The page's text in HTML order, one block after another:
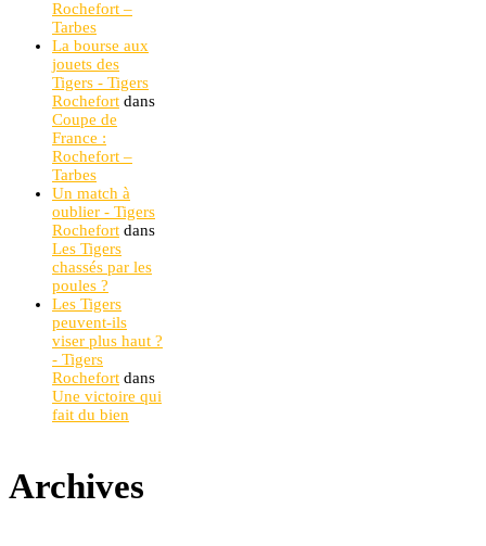
Rochefort –
Tarbes
La bourse aux
jouets des
Tigers - Tigers
Rochefort dans
Coupe de
France :
Rochefort –
Tarbes
Un match à
oublier - Tigers
Rochefort dans
Les Tigers
chassés par les
poules ?
Les Tigers
peuvent-ils
viser plus haut ?
- Tigers
Rochefort dans
Une victoire qui
fait du bien
Archives